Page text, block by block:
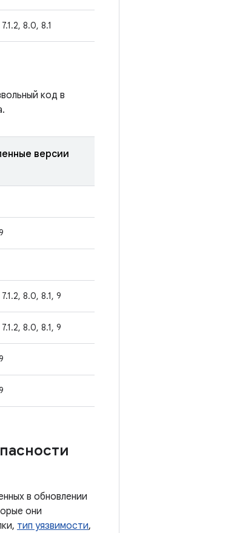
7.1.2, 8.0, 8.1
код в
версии
7.1.2, 8.0, 8.1, 9
7.1.2, 8.0, 8.1, 9
в обновлении
они
тип уязвимости,